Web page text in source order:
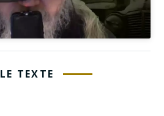
LE TEXTE